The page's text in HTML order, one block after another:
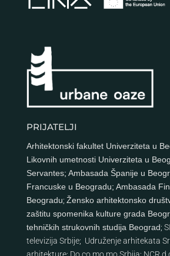
PRIJATELJI
Arhitektonski fakultet Univerziteta u
Likovnih umetnosti Univerziteta u
Servantes; Ambasada Španije u
Francuske u Beogradu; Ambasada
Beogradu; Žensko arhitektonsko
zaštitu spomenika kulture grada
tehničkih strukovnih studija Beograd;
televizija Srbije; Udruženje arhitekata
arhitekture; Do.co.mo.mo Srbija; NCR